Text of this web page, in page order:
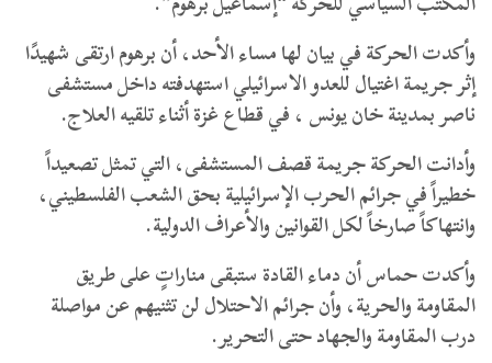
وأكدت الحركة في بيان لها مساء الأحد، أن برهوم ارتقى شهيدًا
إثر جريمة اغتيال للعدو الاسرائيلي استهدفته داخل مستشفى
ناصر بمدينة خان يونس ، في قطاع غزة أثناء تلقيه العلاج.
وأدانت الحركة جريمة قصف المستشفى، التي تمثل تصعيداً
خطيراً في جرائم الحرب الإسرائيلية بحق الشعب الفلسطيني،
وانتهاكاً صارخاً لكل القوانين والأعراف الدولية.
وأكدت حماس أن دماء القادة ستبقى مناراتٍ على طريق
المقاومة والحرية، وأن جرائم الاحتلال لن تثنيهم عن مواصلة
درب المقاومة والجهاد حتى التحرير.